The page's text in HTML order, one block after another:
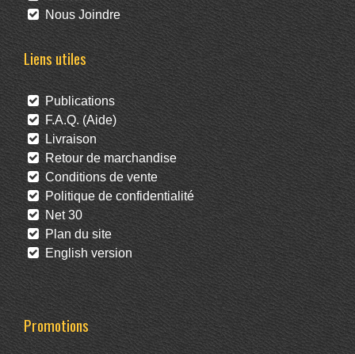
Nous Joindre
Liens utiles
Publications
F.A.Q. (Aide)
Livraison
Retour de marchandise
Conditions de vente
Politique de confidentialité
Net 30
Plan du site
English version
Promotions